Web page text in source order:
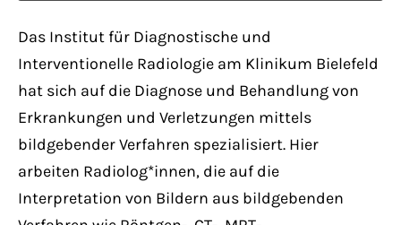
+44 1234 567 890
info@yourdomain.com
About us
Lorem ipsum dolor sit amet, consectetuer
Das Institut für Diagnostische und
Interventionelle Radiologie am Klinikum Bielefeld
hat sich auf die Diagnose und Behandlung von
Erkrankungen und Verletzungen mittels
bildgebender Verfahren spezialisiert. Hier
arbeiten Radiolog*innen, die auf die
Interpretation von Bildern aus bildgebenden